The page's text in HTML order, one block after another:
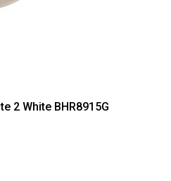
2 White BHR8915G